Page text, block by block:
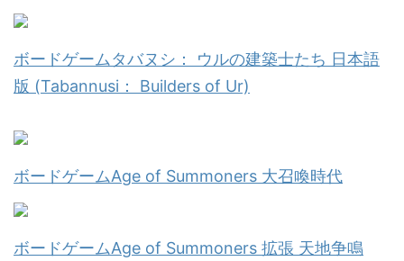
ボードゲームタバヌシ： ウルの建築士たち 日本語
版 (Tabannusi： Builders of Ur)
ボードゲームAge of Summoners 大召喚時代
ボードゲームAge of Summoners 拡張 天地争鳴